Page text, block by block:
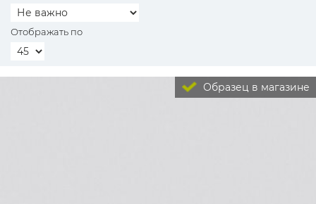
Отображать по
Образец в магазине